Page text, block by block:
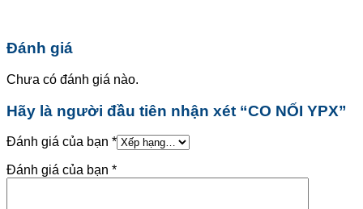
Đánh giá
Chưa có đánh giá nào.
Hãy là người đầu tiên nhận xét “CO NỐI YPX”
Đánh giá của bạn *
Đánh giá của bạn *